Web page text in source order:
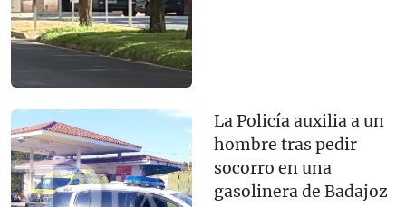
La Policía auxilia a un
hombre tras pedir
socorro en una
gasolinera de Badajoz